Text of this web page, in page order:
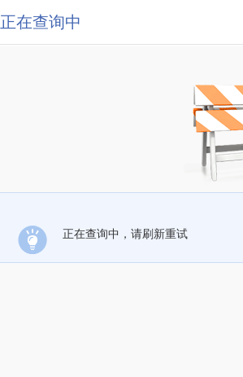
正在查询中
正在查询中，请刷新重试